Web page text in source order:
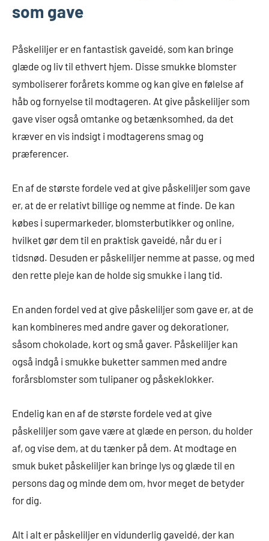
som gave
Påskeliljer er en fantastisk gaveidé, som kan bringe
glæde og liv til ethvert hjem. Disse smukke blomster
symboliserer forårets komme og kan give en følelse af
håb og fornyelse til modtageren. At give påskeliljer som
gave viser også omtanke og betænksomhed, da det
kræver en vis indsigt i modtagerens smag og
præferencer.
En af de største fordele ved at give påskeliljer som gave
er, at de er relativt billige og nemme at finde. De kan
købes i supermarkeder, blomsterbutikker og online,
hvilket gør dem til en praktisk gaveidé, når du er i
tidsnød. Desuden er påskeliljer nemme at passe, og med
den rette pleje kan de holde sig smukke i lang tid.
En anden fordel ved at give påskeliljer som gave er, at de
kan kombineres med andre gaver og dekorationer,
såsom chokolade, kort og små gaver. Påskeliljer kan
også indgå i smukke buketter sammen med andre
forårsblomster som tulipaner og påskeklokker.
Endelig kan en af de største fordele ved at give
påskeliljer som gave være at glæde en person, du holder
af, og vise dem, at du tænker på dem. At modtage en
smuk buket påskeliljer kan bringe lys og glæde til en
persons dag og minde dem om, hvor meget de betyder
for dig.
Alt i alt er påskeliljer en vidunderlig gaveidé, der kan